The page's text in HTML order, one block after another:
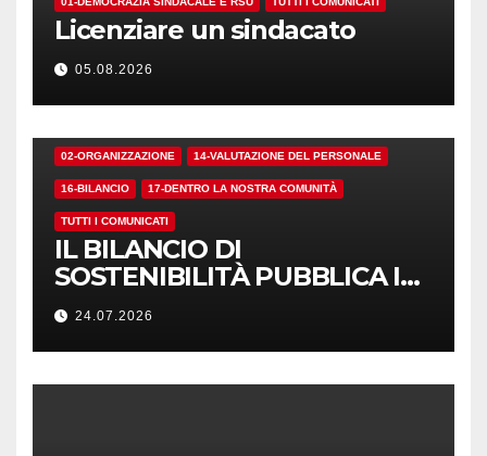
Licenziare un sindacato
05.08.2026
02-ORGANIZZAZIONE 14-VALUTAZIONE DEL PERSONALE
16-BILANCIO 17-DENTRO LA NOSTRA COMUNITÀ
TUTTI I COMUNICATI
IL BILANCIO DI
SOSTENIBILITÀ PUBBLICA I
NUMERI. MA I CRITERI?
24.07.2026